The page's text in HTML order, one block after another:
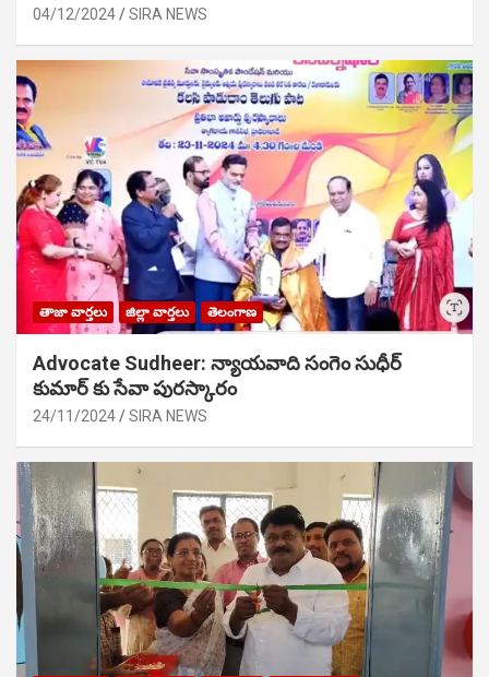
04/12/2024 SIRA NEWS
తాజా వార్తలు జిల్లా వార్తలు తెలంగాణ
Advocate Sudheer: న్యాయవాది సంగెం సుధీర్
కుమార్ కు సేవా పురస్కారం
24/11/2024 SIRA NEWS